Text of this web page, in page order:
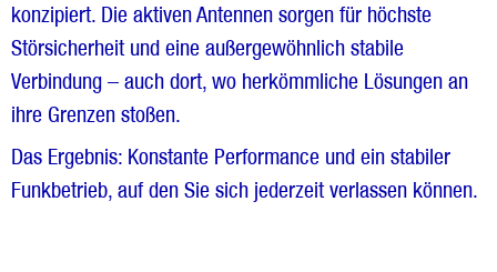
konzipiert. Die aktiven Antennen sorgen für höchste
Störsicherheit und eine außergewöhnlich stabile
Verbindung – auch dort, wo herkömmliche Lösungen an
ihre Grenzen stoßen.
Das Ergebnis: Konstante Performance und ein stabiler
Funkbetrieb, auf den Sie sich jederzeit verlassen können.